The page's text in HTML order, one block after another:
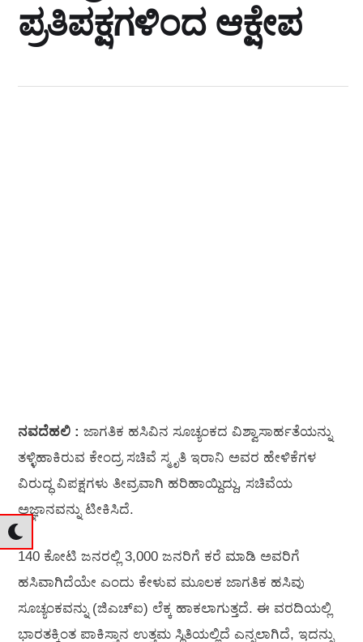
ಪ್ರತಿಪಕ್ಷಗಳಿಂದ ಆಕ್ಷೇಪ
ನವದೆಹಲಿ : ಜಾಗತಿಕ ಹಸಿವಿನ ಸೂಚ್ಯಂಕದ ವಿಶ್ವಾಸಾರ್ಹತೆಯನ್ನು
ತಳ್ಳಿಹಾಕಿರುವ ಕೇಂದ್ರ ಸಚಿವೆ ಸ್ಮೃತಿ ಇರಾನಿ ಅವರ ಹೇಳಿಕೆಗಳ
ವಿರುದ್ಧ ವಿಪಕ್ಷಗಳು ತೀವ್ರವಾಗಿ ಹರಿಹಾಯ್ದಿದ್ದು, ಸಚಿವೆಯ
ಅಜ್ಞಾನವನ್ನು ಟೀಕಿಸಿದೆ.
140 ಕೋಟಿ ಜನರಲ್ಲಿ 3,000 ಜನರಿಗೆ ಕರೆ ಮಾಡಿ ಅವರಿಗೆ
ಹಸಿವಾಗಿದೆಯೇ ಎಂದು ಕೇಳುವ ಮೂಲಕ ಜಾಗತಿಕ ಹಸಿವು
ಸೂಚ್ಯಂಕವನ್ನು (ಜಿಎಚ್‌ಐ) ಲೆಕ್ಕ ಹಾಕಲಾಗುತ್ತದೆ. ಈ ವರದಿಯಲ್ಲಿ
ಭಾರತಕ್ಕಿಂತ ಪಾಕಿಸ್ತಾನ ಉತ್ತಮ ಸ್ಥಿತಿಯಲ್ಲಿದೆ ಎನ್ನಲಾಗಿದೆ, ಇದನ್ನು